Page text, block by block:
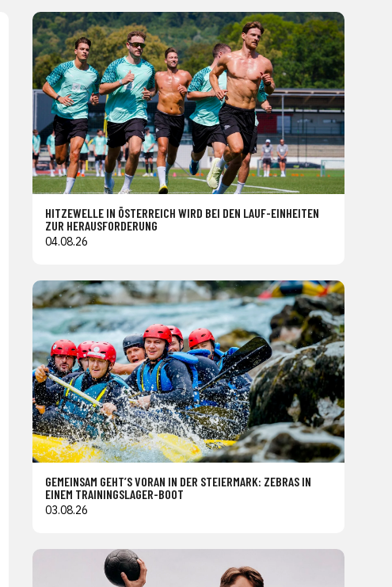
HITZEWELLE IN ÖSTERREICH WIRD BEI DEN LAUF-EINHEITEN
ZUR HERAUSFORDERUNG
04.08.26
GEMEINSAM GEHT’S VORAN IN DER STEIERMARK: ZEBRAS IN
EINEM TRAININGSLAGER-BOOT
03.08.26